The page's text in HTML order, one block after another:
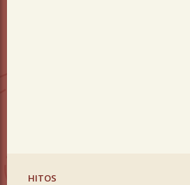
HITOS